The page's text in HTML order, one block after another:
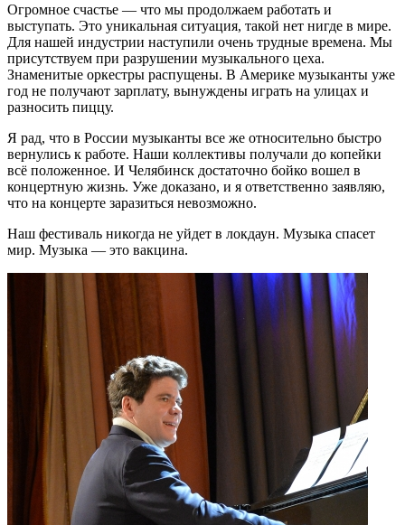
Огромное счастье — что мы продолжаем работать и
выступать. Это уникальная ситуация, такой нет нигде в мире.
Для нашей индустрии наступили очень трудные времена. Мы
присутствуем при разрушении музыкального цеха.
Знаменитые оркестры распущены. В Америке музыканты уже
год не получают зарплату, вынуждены играть на улицах и
разносить пиццу.
Я рад, что в России музыканты все же относительно быстро
вернулись к работе. Наши коллективы получали до копейки
всё положенное. И Челябинск достаточно бойко вошел в
концертную жизнь. Уже доказано, и я ответственно заявляю,
что на концерте заразиться невозможно.
Наш фестиваль никогда не уйдет в локдаун. Музыка спасет
мир. Музыка — это вакцина.